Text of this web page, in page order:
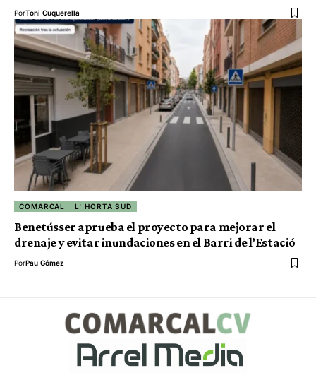
PorToni Cuquerella
COMARCAL L' HORTA SUD
Benetússer aprueba el proyecto para mejorar el
drenaje y evitar inundaciones en el Barri de l’Estació
PorPau Gómez